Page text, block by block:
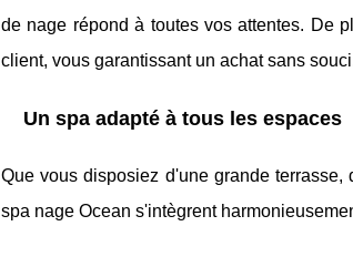
de nage répond à toutes vos attentes. De
client, vous garantissant un achat sans
Un spa adapté à tous les espaces
Que vous disposiez d'une grande
spa nage Ocean s'intègrent